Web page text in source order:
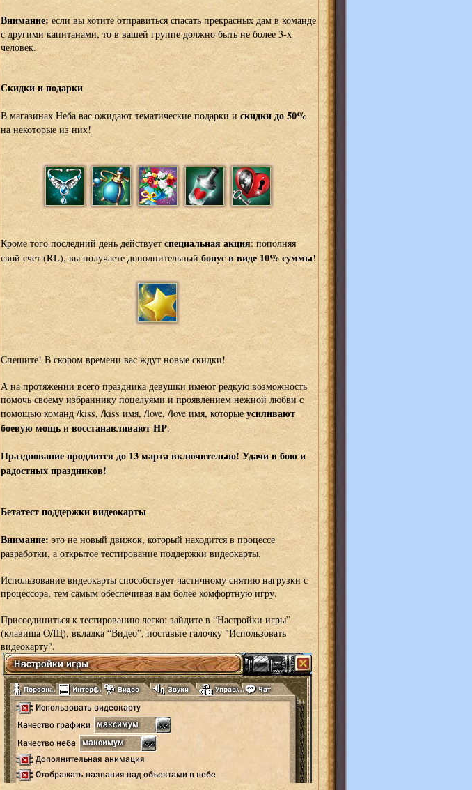
Внимание: если вы хотите отправиться спасать прекрасных дам в команде
с другими капитанами, то в вашей группе должно быть не более 3-х
человек.
Скидки и подарки
В магазинах Неба вас ожидают тематические подарки искидки до 50%
на некоторые из них!
Кроме того последний день действует специальная акция: пополняя
свой счет (RL), вы получаете дополнительный бонус в виде 10% суммы!
Спешите! В скором времени вас ждут новые скидки!
А на протяжении всего праздника девушки имеют редкую возможность
помочь своему избраннику поцелуями и проявлением нежной любви с
помощью команд /kiss, /kiss имя, /love, /love имя, которыеусиливают
боевую мощьи восстанавливают HP.
Празднование продлится до 13 марта включительно! Удачи в бою и
радостных праздников!
Бетатест поддержки видеокарты
Внимание:это не новый движок, который находится в процессе
разработки, а открытое тестирование поддержки видеокарты.
Использование видеокарты способствует частичному снятию нагрузки с
процессора, тем самым обеспечивая вам более комфортную игру.
Присоединиться к тестированию легко: зайдите в “Настройки игры”
(клавиша O/Щ), вкладка “Видео”, поставьте галочку "Использовать
видеокарту".